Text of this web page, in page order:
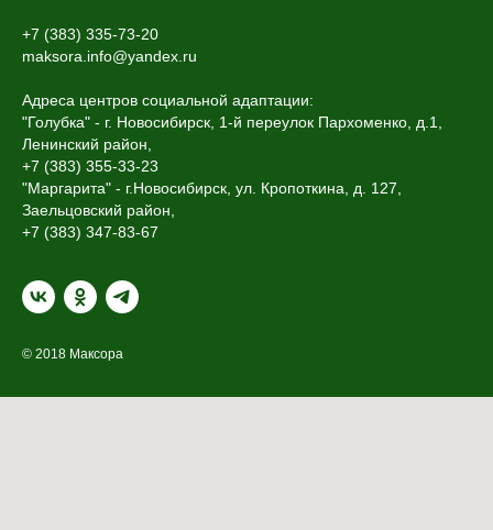
+7 (383) 335-73-20
maksora.info@yandex.ru
Адреса центров социальной адаптации:
"Голубка" - г. Новосибирск, 1-й переулок Пархоменко, д.1,
Ленинский район,
+7 (383) 355-33-23
"Маргарита" - г.Новосибирск, ул. Кропоткина, д. 127,
Заельцовский район,
+7 (383) 347-83-67
© 2018 Максора